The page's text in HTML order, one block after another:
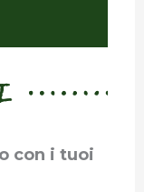
con i tuoi